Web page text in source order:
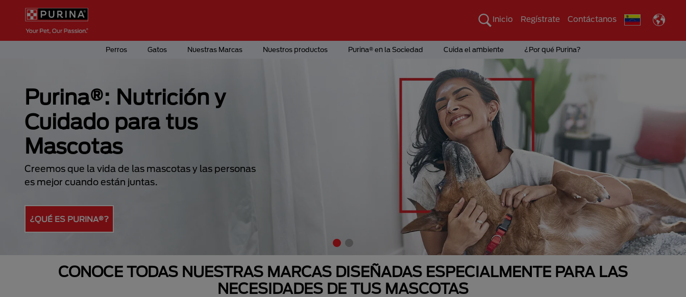
Pasar al contenido principal
Menú Secundario Purina
Inicio Regístrate Contáctanos
Menú Principal Purina
Perros Gatos Nuestras Marcas Nuestros productos Purina® en la Sociedad Cuida el ambiente ¿Por qué Purina?
Purina®: Nutrición y
Cuidado para tus
Mascotas
Creemos que la vida de las mascotas y las personas
es mejor cuando están juntas.
¿QUÉ ES PURINA®?
CONOCE TODAS NUESTRAS MARCAS DISEÑADAS ESPECIALMENTE PARA LAS
NECESIDADES DE TUS MASCOTAS